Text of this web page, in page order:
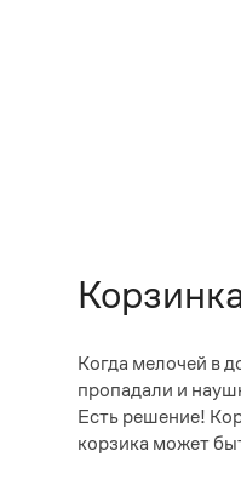
Когда мелочей в
пропадали и
Есть решение!
корзика может